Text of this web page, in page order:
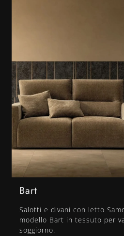
Bart
Salotti e divani con letto
modello Bart in tessuto per
soggiorno.